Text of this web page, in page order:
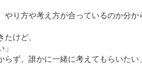
やり方や考え方が合っているのか分か
けど、
ず、誰かに一緒に考えてもらいたい」